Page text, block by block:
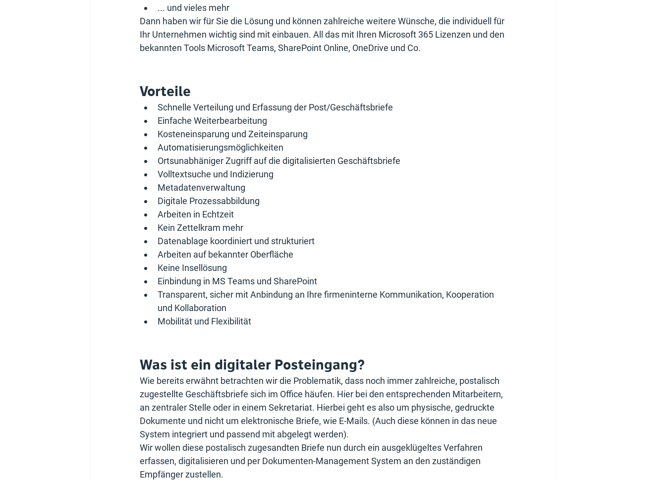
... und vieles mehr
Dann haben wir für Sie die Lösung und können zahlreiche weitere Wünsche, die individuell für
Ihr Unternehmen wichtig sind mit einbauen. All das mit Ihren Microsoft 365 Lizenzen und den
bekannten Tools Microsoft Teams, SharePoint Online, OneDrive und Co.
Vorteile
Schnelle Verteilung und Erfassung der Post/Geschäftsbriefe
Einfache Weiterbearbeitung
Kosteneinsparung und Zeiteinsparung
Automatisierungsmöglichkeiten
Ortsunabhäniger Zugriff auf die digitalisierten Geschäftsbriefe
Volltextsuche und Indizierung
Metadatenverwaltung
Digitale Prozessabbildung
Arbeiten in Echtzeit
Kein Zettelkram mehr
Datenablage koordiniert und strukturiert
Arbeiten auf bekannter Oberfläche
Keine Insellösung
Einbindung in MS Teams und SharePoint
Transparent, sicher mit Anbindung an Ihre firmeninterne Kommunikation, Kooperation
und Kollaboration
Mobilität und Flexibilität
Was ist ein digitaler Posteingang?
Wie bereits erwähnt betrachten wir die Problematik, dass noch immer zahlreiche, postalisch
zugestellte Geschäftsbriefe sich im Office häufen. Hier bei den entsprechenden Mitarbeitern,
an zentraler Stelle oder in einem Sekretariat. Hierbei geht es also um physische, gedruckte
Dokumente und nicht um elektronische Briefe, wie E-Mails. (Auch diese können in das neue
System integriert und passend mit abgelegt werden).
Wir wollen diese postalisch zugesandten Briefe nun durch ein ausgeklügeltes Verfahren
erfassen, digitalisieren und per Dokumenten-Management System an den zuständigen
Empfänger zustellen.